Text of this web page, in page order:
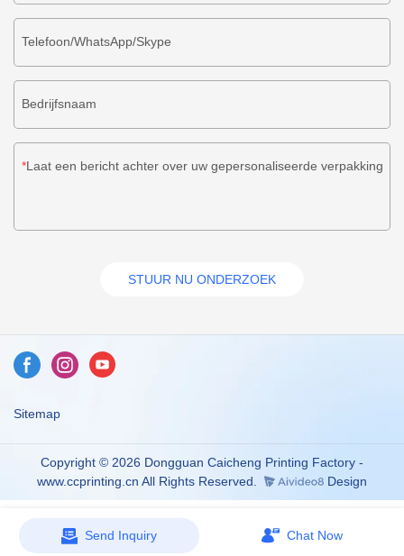
Telefoon/WhatsApp/Skype
Bedrijfsnaam
Laat een bericht achter over uw gepersonaliseerde verpakking
STUUR NU ONDERZOEK
Sitemap
Copyright © 2026 Dongguan Caicheng Printing Factory -
www.ccprinting.cn All Rights Reserved.
Design
Send Inquiry Chat Now